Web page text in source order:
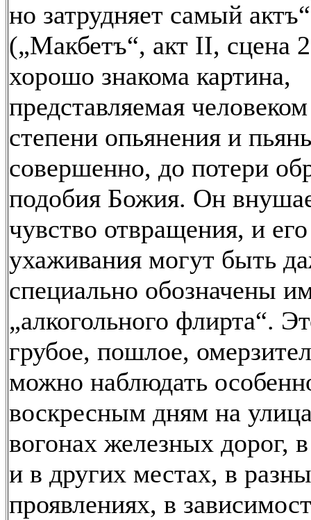
но затрудняет самый актъ“
(„Макбетъ“, акт II, сцена
хорошо знакома картина,
представляемая
степени опьянения и
совершенно, до потери
подобия Божия. Он
чувство отвращения, и его
ухаживания могут быть
специально обозначены
„алкогольного флирта“.
грубое, пошлое,
можно наблюдать
воскресным дням на
вогонах железных дорог,
и в других местах, в
проявлениях, в